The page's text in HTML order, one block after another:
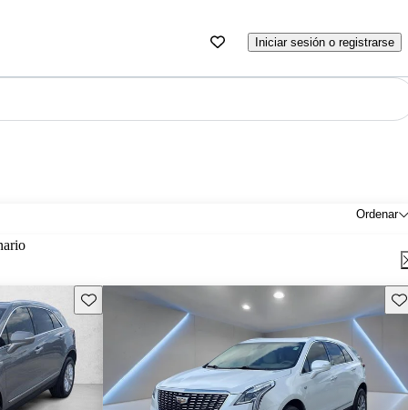
Iniciar sesión o registrarse
Ordenar
Guarda este Aviso